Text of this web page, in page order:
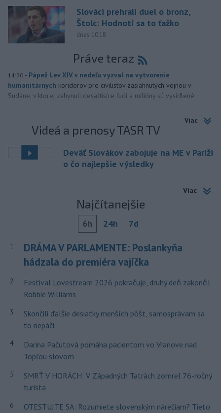
Slováci prehrali duel o bronz,
Štolc: Hodnotí sa to ťažko
dnes 10:18
Práve teraz
14:30 - Pápež Lev XIV. v nedeľu vyzval na vytvorenie
humanitárnych koridorov pre civilistov zasiahnutých vojnou v
Sudáne, v ktorej zahynuli desaťtisíce ľudí a milióny sú vysídlené.
Viac
Videá a prenosy TASR TV
Deväť Slovákov zabojuje na ME v Paríži
o čo najlepšie výsledky
Viac
Najčítanejšie
6h 24h 7d
1
DRÁMA V PARLAMENTE: Poslankyňa
hádzala do premiéra vajíčka
2
Festival Lovestream 2026 pokračuje, druhý deň zakončil
Robbie Williams
3
Skončili ďalšie desiatky menších pôšt, samosprávam sa
to nepáči
4
Darina Pačutová pomáha pacientom vo Vranove nad
Topľou slovom
5
SMRŤ V HORÁCH: V Západných Tatrách zomrel 76-ročný
turista
6
OTESTUJTE SA: Rozumiete slovenským nárečiam? Tieto